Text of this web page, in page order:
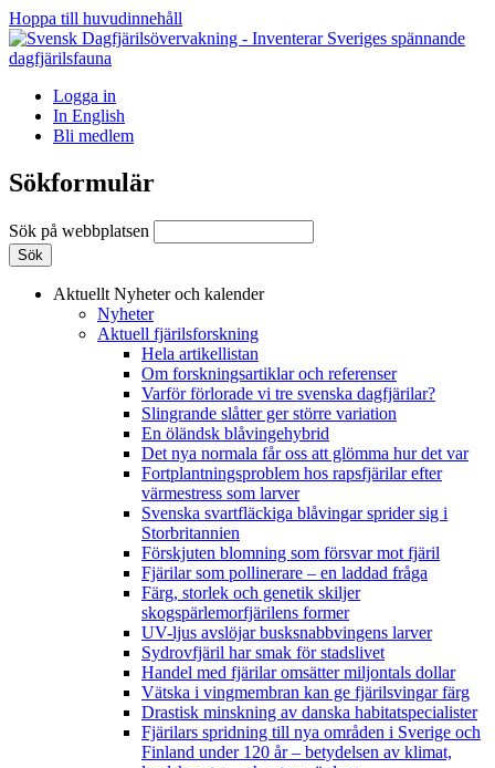
Hoppa till huvudinnehåll
Logga in
In English
Bli medlem
Sökformulär
Sök på webbplatsen
Aktuellt Nyheter och kalender
Nyheter
Aktuell fjärilsforskning
Hela artikellistan
Om forskningsartiklar och referenser
Varför förlorade vi tre svenska dagfjärilar?
Slingrande slåtter ger större variation
En öländsk blåvingehybrid
Det nya normala får oss att glömma hur det var
Fortplantningsproblem hos rapsfjärilar efter
värmestress som larver
Svenska svartfläckiga blåvingar sprider sig i
Storbritannien
Förskjuten blomning som försvar mot fjäril
Fjärilar som pollinerare – en laddad fråga
Färg, storlek och genetik skiljer
skogspärlemorfjärilens former
UV-ljus avslöjar busksnabbvingens larver
Sydrovfjäril har smak för stadslivet
Handel med fjärilar omsätter miljontals dollar
Vätska i vingmembran kan ge fjärilsvingar färg
Drastisk minskning av danska habitatspecialister
Fjärilars spridning till nya områden i Sverige och
Finland under 120 år– betydelsen av klimat,